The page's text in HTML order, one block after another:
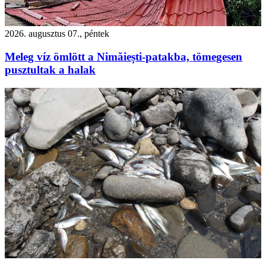
2026. augusztus 07., péntek
Meleg víz ömlött a Nimăiești-patakba, tömegesen
pusztultak a halak